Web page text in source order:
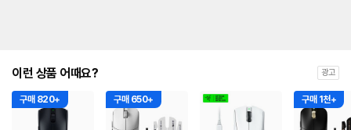
이런 상품 어때요? 광고
구매 820+ 구매 650+ 구매 1천+